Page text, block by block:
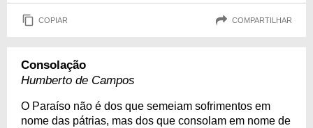
COPIAR COMPARTILHAR
Consolação
Humberto de Campos
O Paraíso não é dos que semeiam sofrimentos em
nome das pátrias, mas dos que consolam em nome de